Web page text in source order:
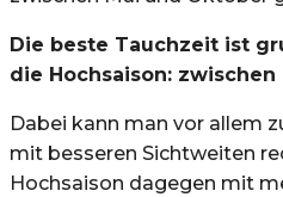
Die beste Tauchzeit ist
die Hochsaison:
Dabei kann man vor allem
mit besseren Sichtweiten
Hochsaison dagegen mit